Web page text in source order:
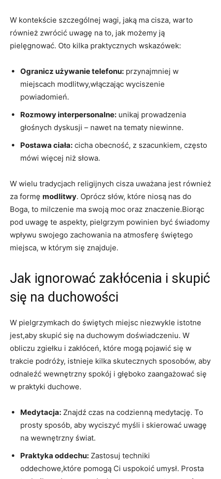
W kontekście‍ szczególnej wagi, jaką ma ‍cisza, warto‍
również⁤ zwrócić ‍uwagę na​ to, jak możemy ​ją
pielęgnować. Oto kilka praktycznych wskazówek:
Ogranicz używanie telefonu: przynajmniej w
miejscach modlitwy,włączając wyciszenie
powiadomień.
Rozmowy interpersonalne: unikaj prowadzenia‌
głośnych dyskusji – nawet na⁢ tematy niewinne.
Postawa ​ciała: cicha ‍obecność, ‍z ‍szacunkiem, często
mówi‌ więcej niż słowa.
W wielu tradycjach⁤ religijnych cisza uważana jest również
za formę modlitwy. Oprócz słów,⁣ które niosą​ nas do
Boga, to⁣ milczenie ma ‍swoją moc‌ oraz znaczenie.Biorąc
pod‍ uwagę te aspekty,‌ pielgrzym powinien być⁣ świadomy
​wpływu swojego zachowania⁣ na ⁢atmosferę świętego
⁣miejsca, w ⁣którym⁣ się znajduje.
Jak ignorować zakłócenia i skupić
‌się na⁣ duchowości
W pielgrzymkach do ​świętych miejsc niezwykle ⁤istotne
jest,aby⁢ skupić się na duchowym doświadczeniu.⁣ W
obliczu zgiełku i zakłóceń, które‍ mogą⁢ pojawić ⁣się w
⁤trakcie podróży, istnieje kilka skutecznych sposobów, ‌aby
odnaleźć wewnętrzny spokój i głęboko zaangażować się
⁢w praktyki duchowe.
Medytacja: Znajdź czas na codzienną medytację. To
prosty sposób, ‌aby wyciszyć myśli i skierować uwagę
na wewnętrzny ⁤świat.
Praktyka oddechu: Zastosuj ‌techniki
oddechowe,które pomogą Ci uspokoić​ umysł. Prosta